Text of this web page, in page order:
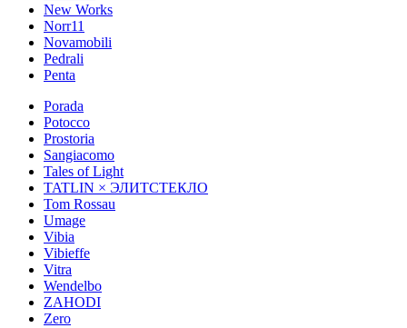
New Works
Norr11
Novamobili
Pedrali
Penta
Porada
Potocco
Prostoria
Sangiacomo
Tales of Light
TATLIN × ЭЛИТСТЕКЛО
Tom Rossau
Umage
Vibia
Vibieffe
Vitra
Wendelbo
ZAHODI
Zero